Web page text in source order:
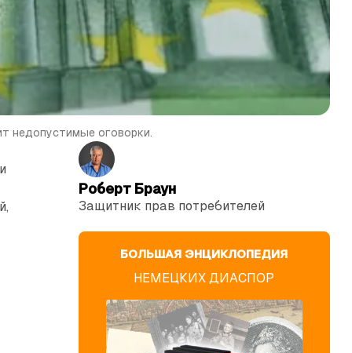
недопустимые оговорки.
Роберт Браун
Защитник прав потре­бителей
БОЛЬШАЯ ЭНЦИКЛОПЕДИЯ
НЕМЕЦКИХ ДИАСПОР